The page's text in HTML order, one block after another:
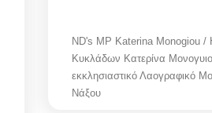
ND's MP Katerina Monogiou /
Κυκλάδων Κατερίνα
εκκλησιαστικό Λαογραφικό
Νάξου